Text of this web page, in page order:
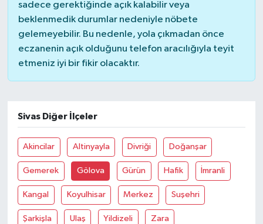
sadece gerektiğinde açık kalabilir veya
beklenmedik durumlar nedeniyle nöbete
gelemeyebilir. Bu nedenle, yola çıkmadan önce
eczanenin açık olduğunu telefon aracılığıyla teyit
etmeniz iyi bir fikir olacaktır.
Sivas Diğer İlçeler
Akincilar Altinyayla Divriği Doğanşar
Gemerek Gölova Gürün Hafik İmranli
Kangal Koyulhisar Merkez Suşehri
Şarkişla Ulaş Yildizeli Zara
Haberde İnsan
Kültür Sanat
Magazin
Sağlık
Son Dakika
Yaşam
Yerel